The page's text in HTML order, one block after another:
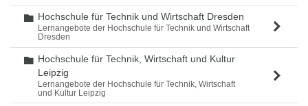
Ordner
Hochschule für Technik und Wirtschaft Dresden
Lernangebote der Hochschule für Technik und Wirtschaft
Dresden
Ordner
Hochschule für Technik, Wirtschaft und Kultur
Leipzig
Lernangebote der Hochschule für Technik, Wirtschaft
und Kultur Leipzig